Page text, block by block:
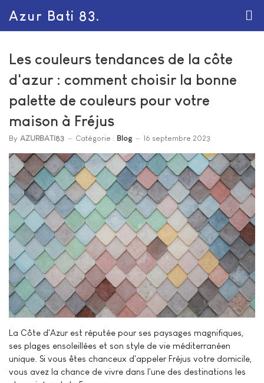
Azur Bati 83.
Les couleurs tendances de la côte
d'azur : comment choisir la bonne
palette de couleurs pour votre
maison à Fréjus
By AZURBATI83 Catégorie : Blog 16 septembre 2023
La Côte d'Azur est réputée pour ses paysages magnifiques,
ses plages ensoleillées et son style de vie méditerranéen
unique. Si vous êtes chanceux d'appeler Fréjus votre domicile,
vous avez la chance de vivre dans l'une des destinations les